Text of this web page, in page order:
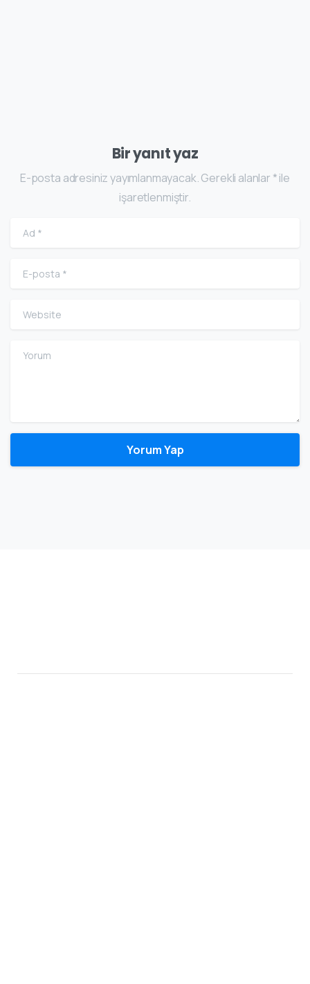
Bir yanıt yaz
E-posta adresiniz yayımlanmayacak. Gerekli alanlar * ile
işaretlenmiştir.
*
E-posta *
Website
Yorum